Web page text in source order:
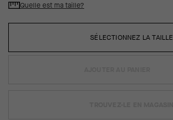
SÉLECTIONNEZ LA TAILLE
Quelle est ma taille?